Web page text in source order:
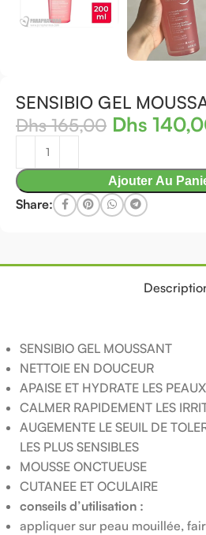
SENSIBIO GEL
Dhs165,00 Dhs
Ajouter Au
Share:
SENSIBIO GEL MOUSSANT
NETTOIE EN DOUCEUR
APAISE ET HYDRATE LES
CALMER RAPIDEMENT LES
AUGEMENTE LE SEUIL DE
LES PLUS SENSIBLES
MOUSSE ONCTUEUSE
CUTANEE ET OCULAIRE
conseils d’utilisation :
appliquer sur peau mouillée,